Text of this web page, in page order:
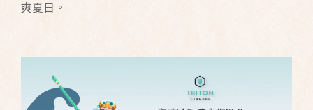
爽夏日。